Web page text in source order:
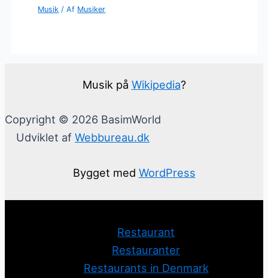
Musik / Af Musiker
Musik på Wikipedia?
Copyright © 2026 BasimWorld
Udviklet af Webbureau.dk
Bygget med WordPress
Restaurant
Restauranter
Restaurants in Denmark